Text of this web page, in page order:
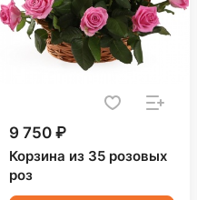
9 750 ₽
Корзина из 35 розовых
роз